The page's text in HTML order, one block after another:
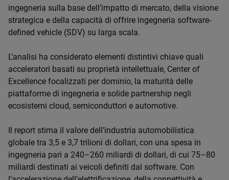
ingegneria sulla base dell’impatto di mercato, della visione
strategica e della capacità di offrire ingegneria software-
defined vehicle (SDV) su larga scala.
L’analisi ha considerato elementi distintivi chiave quali
acceleratori basati su proprietà intellettuale, Center of
Excellence focalizzati per dominio, la maturità delle
piattaforme di ingegneria e solide partnership negli
ecosistemi cloud, semiconduttori e automotive.
Il report stima il valore dell’industria automobilistica
globale tra 3,5 e 3,7 trilioni di dollari, con una spesa in
ingegneria pari a 240–260 miliardi di dollari, di cui 75–80
miliardi destinati ai veicoli definiti dal software. Con